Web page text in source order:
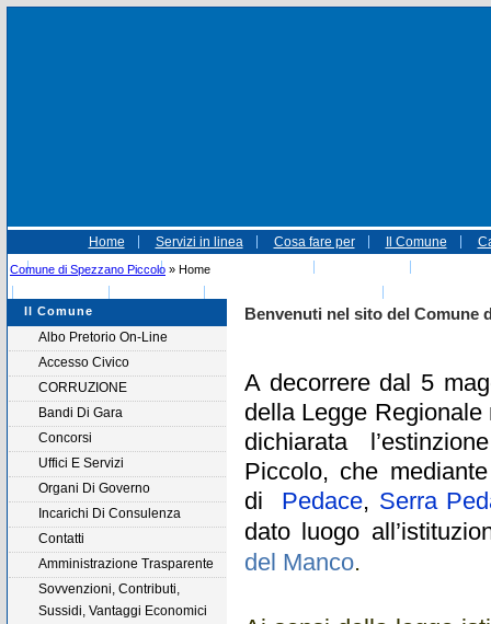
Home Servizi in linea Cosa fare per Il Comune
Autocertificazione
Amministrative 2015
Comune di Spezzano Piccolo » Home
Il Comune
Albo Pretorio On-Line
Accesso Civico
CORRUZIONE
Bandi Di Gara
Concorsi
Uffici E Servizi
Organi Di Governo
Incarichi Di Consulenza
Contatti
Amministrazione Trasparente
Sovvenzioni, Contributi,
Sussidi, Vantaggi Economici
Benvenuti nel sito del Comune
A decorrere dal 5
della Legge
dichiarata
Piccolo, che
di
Pedace, Serra
dato luogo
del Manco.